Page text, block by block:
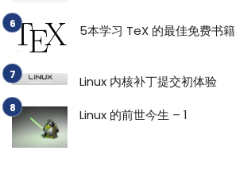
5本学习 TeX 的最佳免费书籍
Linux 内核补丁提交初体验
Linux 的前世今生 – 1